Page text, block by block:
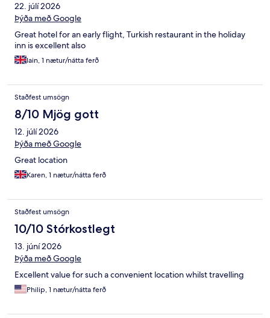
22. júlí 2026
Þýða með Google
Great hotel for an early flight, Turkish restaurant in the holiday
inn is excellent also
Iain, 1 nætur/nátta ferð
Staðfest umsögn
8/10 Mjög gott
12. júlí 2026
Þýða með Google
Great location
Karen, 1 nætur/nátta ferð
Staðfest umsögn
10/10 Stórkostlegt
13. júní 2026
Þýða með Google
Excellent value for such a convenient location whilst travelling
Philip, 1 nætur/nátta ferð